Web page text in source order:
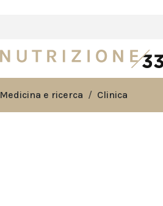
Medicina e ricerca Clinica